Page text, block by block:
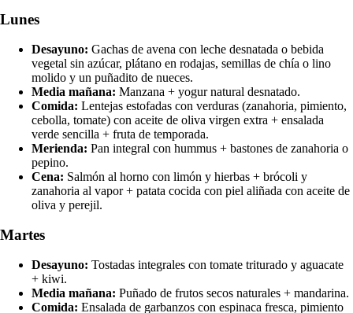
Lunes
Desayuno: Gachas de avena con leche desnatada o bebida
vegetal sin azúcar, plátano en rodajas, semillas de chía o lino
molido y un puñadito de nueces.
Media mañana: Manzana + yogur natural desnatado.
Comida: Lentejas estofadas con verduras (zanahoria, pimiento,
cebolla, tomate) con aceite de oliva virgen extra + ensalada
verde sencilla + fruta de temporada.
Merienda: Pan integral con hummus + bastones de zanahoria o
pepino.
Cena: Salmón al horno con limón y hierbas + brócoli y
zanahoria al vapor + patata cocida con piel aliñada con aceite de
oliva y perejil.
Martes
Desayuno: Tostadas integrales con tomate triturado y aguacate
+ kiwi.
Media mañana: Puñado de frutos secos naturales + mandarina.
Comida: Ensalada de garbanzos con espinaca fresca, pimiento